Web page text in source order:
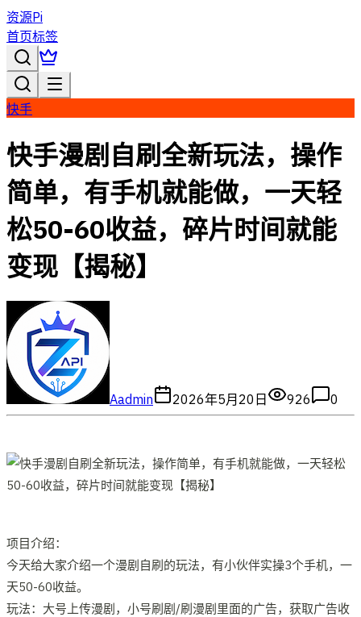
资源Pi
首页标签
快手
快手漫剧自刷全新玩法，操作
简单，有手机就能做，一天轻
松50-60收益，碎片时间就能
变现【揭秘】
Aadmin 2026年5月20日 926 0
项目介绍：
今天给大家介绍一个漫剧自刷的玩法，有小伙伴实操3个手机，一
天50-60收益。
玩法：大号上传漫剧，小号刷剧/刷漫剧里面的广告，获取广告收